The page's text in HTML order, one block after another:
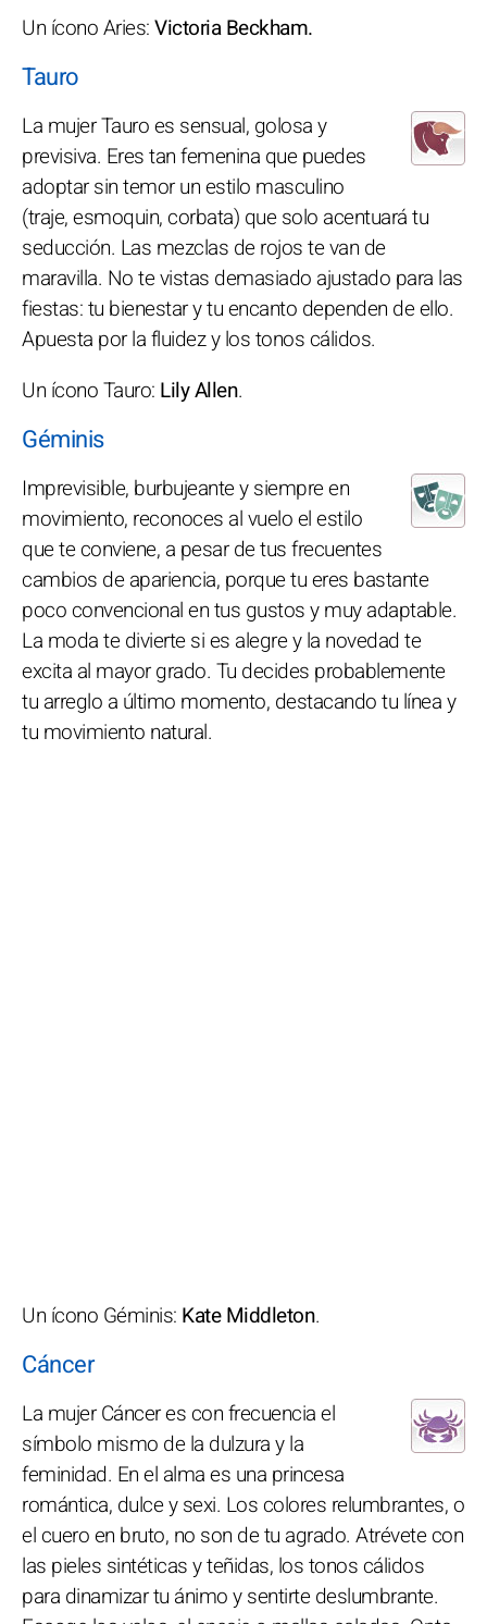
Un ícono Aries:Victoria Beckham.
Tauro
La mujer Tauro es sensual, golosa y
previsiva. Eres tan femenina que puedes
adoptar sin temor un estilo masculino
(traje, esmoquin, corbata) que solo acentuará tu
seducción. Las mezclas de rojos te van de
maravilla. No te vistas demasiado ajustado para las
fiestas: tu bienestar y tu encanto dependen de ello.
Apuesta por la fluidez y los tonos cálidos.
Un ícono Tauro: Lily Allen.
Géminis
Imprevisible, burbujeante y siempre en
movimiento, reconoces al vuelo el estilo
que te conviene, a pesar de tus frecuentes
cambios de apariencia, porque tu eres bastante
poco convencional en tus gustos y muy adaptable.
La moda te divierte si es alegre y la novedad te
excita al mayor grado. Tu decides probablemente
tu arreglo a último momento, destacando tu línea y
tu movimiento natural.
Un ícono Géminis: Kate Middleton.
Cáncer
La mujer Cáncer es con frecuencia el
símbolo mismo de la dulzura y la
feminidad. En el alma es una princesa
romántica, dulce y sexi. Los colores relumbrantes, o
el cuero en bruto, no son de tu agrado. Atrévete con
las pieles sintéticas y teñidas, los tonos cálidos
para dinamizar tu ánimo y sentirte deslumbrante.